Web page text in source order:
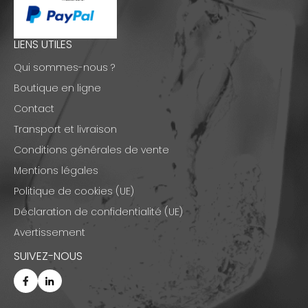
LIENS UTILES
Qui sommes-nous ?
Boutique en ligne
Contact
Transport et livraison
Conditions générales de vente
Mentions légales
Politique de cookies (UE)
Déclaration de confidentialité (UE)
Avertissement
SUIVEZ-NOUS